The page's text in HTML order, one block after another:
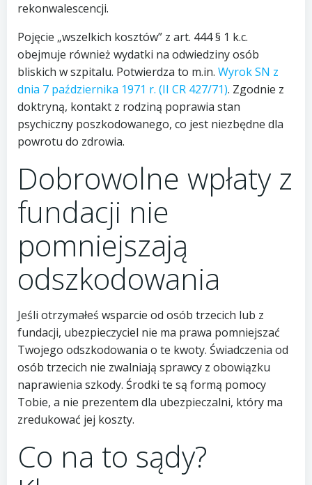
rekonwalescencji.
Pojęcie „wszelkich kosztów” z art. 444 § 1 k.c.
obejmuje również wydatki na odwiedziny osób
bliskich w szpitalu. Potwierdza to m.in. Wyrok SN z
dnia 7 października 1971 r. (II CR 427/71). Zgodnie z
doktryną, kontakt z rodziną poprawia stan
psychiczny poszkodowanego, co jest niezbędne dla
powrotu do zdrowia.
Dobrowolne wpłaty z
fundacji nie
pomniejszają
odszkodowania
Jeśli otrzymałeś wsparcie od osób trzecich lub z
fundacji, ubezpieczyciel nie ma prawa pomniejszać
Twojego odszkodowania o te kwoty. Świadczenia od
osób trzecich nie zwalniają sprawcy z obowiązku
naprawienia szkody. Środki te są formą pomocy
Tobie, a nie prezentem dla ubezpieczalni, który ma
zredukować jej koszty.
Co na to sądy?